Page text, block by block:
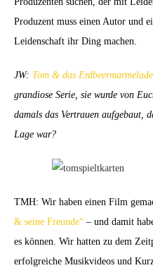
Produzent muss einen Autor und
Leidenschaft ihr Ding machen.
JW: Tom & das
grandiose Serie, sie wurde von
damals das Vertrauen aufgebaut,
Lage war?
TMH: Wir haben einen Film
& seine Freunde“ – und damit
es können. Wir hatten zu dem
erfolgreiche Musikvideos und